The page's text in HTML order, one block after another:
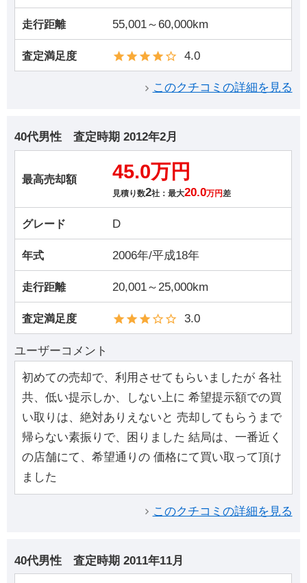
走行距離 55,001～60,000km
査定満足度 4.0
このクチコミの詳細を見る
40代男性 査定時期 2012年2月
最高売却額 45.0万円
見積り数2社：最大20.0万円差
グレード D
年式 2006年/平成18年
走行距離 20,001～25,000km
査定満足度 3.0
ユーザーコメント
初めての売却で、利用させてもらいましたが 各社
共、低い提示しか、しない上に 希望提示額での買
い取りは、絶対ありえないと 売却してもらうまで
帰らない素振りで、困りました 結局は、一番近く
の店舗にて、希望通りの 価格にて買い取って頂け
ました
このクチコミの詳細を見る
40代男性 査定時期 2011年11月